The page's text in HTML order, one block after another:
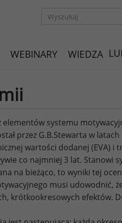
WEBINARY WIEDZA
elementów systemu
przez G.B.Stewarta w
wartości dodanej (EVA)
co najmniej 3 lat. Stanowi
na bieżąco, to wyniki tej
musi udowodnić,
krótkookresowych efektów.